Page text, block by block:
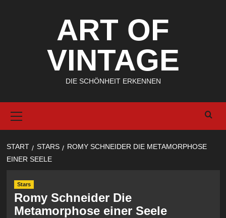
ART OF
VINTAGE
DIE SCHÖNHEIT ERKENNEN
Menu
START STARS
ROMY SCHNEIDER DIE METAMORPHOSE
EINER SEELE
Stars
Romy Schneider Die
Metamorphose einer Seele